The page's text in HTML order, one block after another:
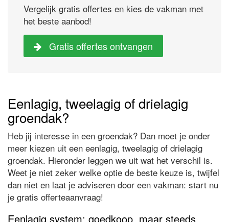
Vergelijk gratis offertes en kies de vakman met
het beste aanbod!
Gratis offertes ontvangen
Eenlagig, tweelagig of drielagig
groendak?
Heb jij interesse in een groendak? Dan moet je onder
meer kiezen uit een eenlagig, tweelagig of drielagig
groendak. Hieronder leggen we uit wat het verschil is.
Weet je niet zeker welke optie de beste keuze is, twijfel
dan niet en laat je adviseren door een vakman: start nu
je gratis offerteaanvraag!
Eenlagig system: goedkoop, maar steeds